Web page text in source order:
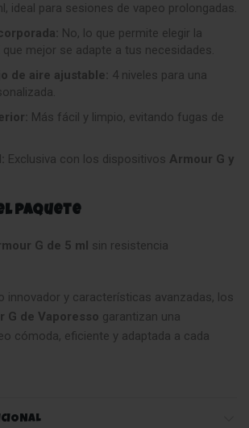
ideal para sesiones de vapeo prolongadas.
No, lo que permite elegir la
mejor se adapte a tus necesidades.
de aire ajustable: 4 niveles para una
Más fácil y limpio, evitando fugas de
Exclusiva con los dispositivos Armour G y
paquete
G de 5 ml sin resistencia
innovador y características avanzadas, los
G de Vaporesso garantizan una
cómoda, eficiente y adaptada a cada